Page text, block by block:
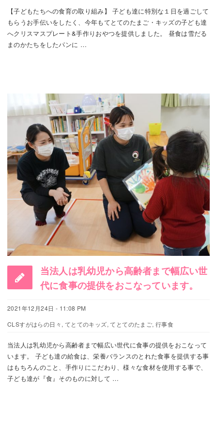
【子どもたちへの食育の取り組み】 子ども達に特別な１日を過ごして
もらうお手伝いをしたく、今年もてとてのたまご・キッズの子ども達
へクリスマスプレート&手作りおやつを提供しました。 昼食は雪だる
まのかたちをしたパンに …
当法人は乳幼児から高齢者まで幅広い世
代に食事の提供をおこなっています。
2021年12月24日 - 11:08 PM
CLSすがはらの日々, てとてのキッズ,てとてのたまご,行事食
当法人は乳幼児から高齢者まで幅広い世代に食事の提供をおこなって
います。 子ども達の給食は、栄養バランスのとれた食事を提供する事
はもちろんのこと、手作りにこだわり、様々な食材を使用する事で、
子ども達が『食』そのものに対して …